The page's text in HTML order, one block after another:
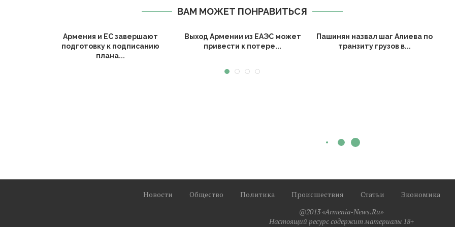
ВАМ МОЖЕТ ПОНРАВИТЬСЯ
Армения и ЕС завершают
подготовку к подписанию
плана...
Выход Армении из ЕАЭС может
привести к потере...
Пашинян назвал шаг Алиева по
транзиту грузов в...
Новости Общество Политика Происшествия Статьи Экономика
@2013 «Armenia-News.Ru»
Настоящий ресурс содержит материалы 18+